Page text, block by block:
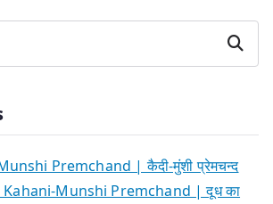
Search
Premchand | कैदी-मुंशी प्रेमचन्द
Munshi Premchand | दूध का